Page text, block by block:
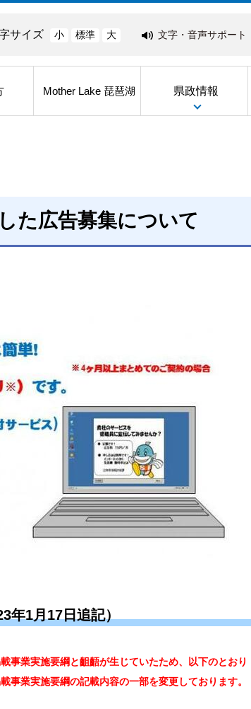
サイズ 小 標準 大 文字・音声サポート
Mother Lake 琵琶湖 県政情報
た広告募集について
年1月17日追記）
事業実施要綱と齟齬が生じていたため、以下のとおり
事業実施要綱の記載内容の一部を変更しております。